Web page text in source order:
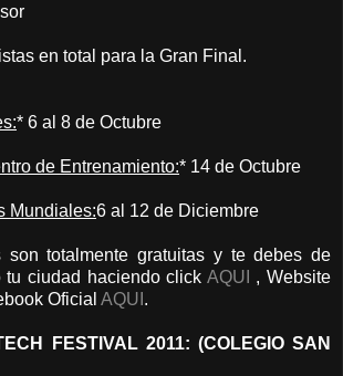
en total para la Gran Final.
* 6 al 8 de Octubre
de Entrenamiento:* 14 de Octubre
Mundiales:6 al 12 de Diciembre
son totalmente gratuitas y te debes de
tu ciudad haciendo click AQUI
, Website
Oficial AQUI .
FESTIVAL 2011: (COLEGIO SAN